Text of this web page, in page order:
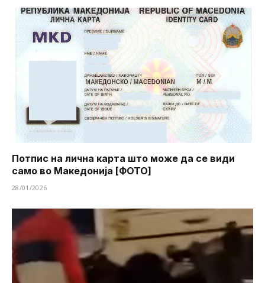
Потпис на лична карта што може да се види
само во Македонија [ФОТО]
28/01/2026